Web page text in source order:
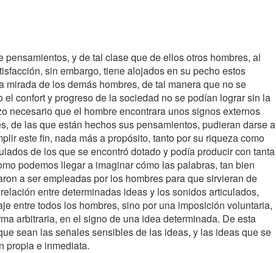
y de tal clase que de ellos otros hombres, al
sin embargo, tiene alojados en su pecho estos
de los demás hombres, de tal manera que no se
confort y progreso de la sociedad no se podían lograr sin la
necesario que el hombre encontrara unos signos externos
de las que están hechos sus pensamientos, pudieran darse a
este fin, nada más a propósito, tanto por su riqueza como
de los que se encontró dotado y podía producir con tanta
podemos llegar a imaginar cómo las palabras, tan bien
a ser empleadas por los hombres para que sirvieran de
entre determinadas ideas y los sonidos articulados,
entre todos los hombres, sino por una imposición voluntaria,
arbitraria, en el signo de una idea determinada. De esta
sean las señales sensibles de las ideas, y las ideas que se
propia e inmediata.